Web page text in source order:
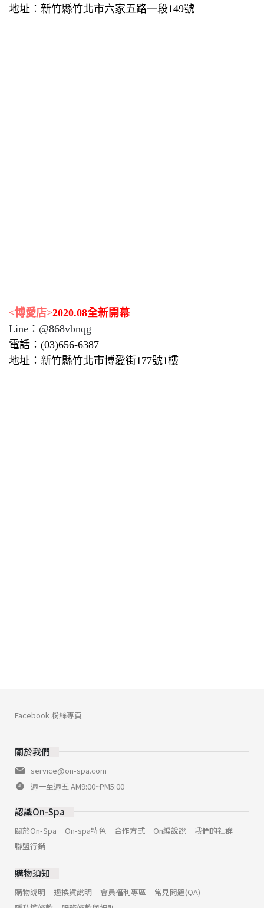
地址︰新竹縣竹北市六家五路一段149號
<博愛店>2020.08全新開幕
Line：@868vbnqg
電話︰(03)656-6387
地址︰新竹縣竹北市博愛街177號1樓
關於我們
service@on-spa.com
週一至週五 AM9:00~PM5:00
認識On-Spa
關於On-Spa On-spa特色 合作方式 On編說說
我們的社群
聯盟行銷
購物須知
購物說明 退換貨說明 會員福利專區
常見問題(QA)
Facebook 粉絲專頁